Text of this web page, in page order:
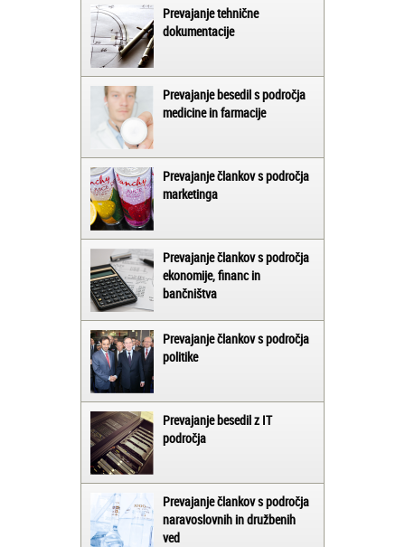
Prevajanje tehnične
dokumentacije
Prevajanje besedil s področja
medicine in farmacije
Prevajanje člankov s področja
marketinga
Prevajanje člankov s področja
ekonomije, financ in
bančništva
Prevajanje člankov s področja
politike
Prevajanje besedil z IT
področja
Prevajanje člankov s področja
naravoslovnih in družbenih
ved